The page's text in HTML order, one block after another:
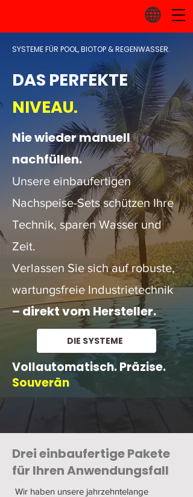
SYSTEME FÜR POOL, BIOTOP &REGENWASSER.
DAS PERFEKTE
NIVEAU.
Nie wieder manuell
nachfüllen.
Unsere einbaufertigen
Nachspeise-Sets schützen Ihre
Technik, sparen Wasser und
Zeit.
Verlassen Sie sich auf robuste,
wartungsfreie Industrietechnik
– direkt vom Hersteller.
DIE SYSTEME
Vollautomatisch. Präzise.
Souverän
Drei einbaufertige Pakete
für Ihren Anwendungsfall
Wir haben unsere jahrzehntelange